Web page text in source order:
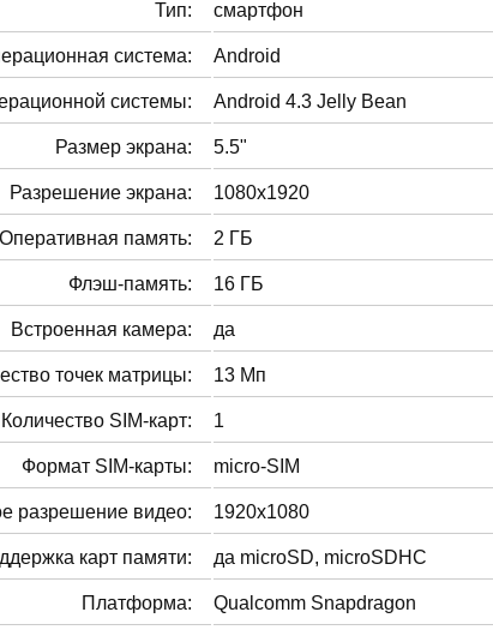
Тип: смартфон
система: Android
системы: Android 4.3 Jelly Bean
Размер экрана: 5.5"
Разрешение экрана: 1080x1920
Оперативная память: 2 ГБ
Флэш-память: 16 ГБ
Встроенная камера: да
точек матрицы: 13 Мп
Количество SIM-карт: 1
Формат SIM-карты: micro-SIM
разрешение видео: 1920x1080
карт памяти: да microSD, microSDHC
Платформа: Qualcomm Snapdragon